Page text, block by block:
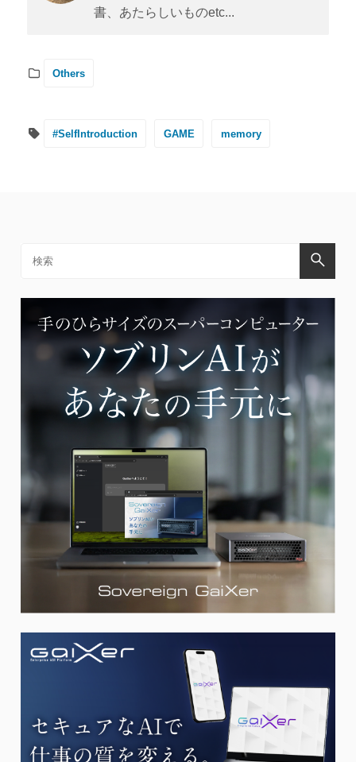
書、あたらしいものetc...
Others
#SelfIntroduction GAME memory